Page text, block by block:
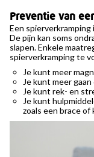
Preventie van
Een
De pijn kan soms
slapen. Enkele
spierverkramping te
Je kunt meer
Je kunt meer
Je kunt rek- en
Je kunt
zoals een brace of